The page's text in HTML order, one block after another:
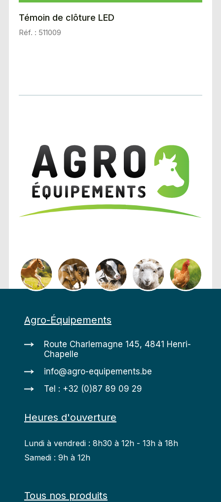
Témoin de clôture LED
Réf. : 511009
Agro-Équipements
Route Charlemagne 145, 4841 Henri-
Chapelle
info@agro-equipements.be
Tel : +32 (0)87 89 09 29
Heures d'ouverture
Lundi à vendredi : 8h30 à 12h - 13h à 18h
Samedi : 9h à 12h
Tous nos produits